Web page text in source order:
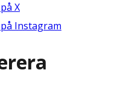
X
Instagram